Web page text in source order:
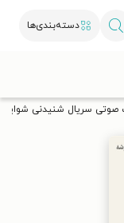
دسته‌بندی‌ها
صوتی سریال شنیدنی